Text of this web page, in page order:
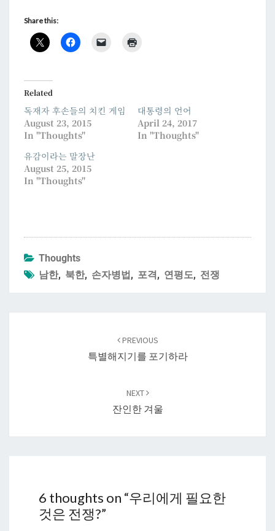
Share this:
Related
독재자 후손들의 치킨 게임
August 23, 2015
In "Thoughts"
대통령의 언어
April 24, 2017
In "Thoughts"
유감이라는 말장난
August 25, 2015
In "Thoughts"
Thoughts
남한, 북한, 손자병법, 포격, 연평도, 전쟁
PREVIOUS
특별해지기를 포기하라
NEXT
잔인한 겨울
6 thoughts on “우리에게 필요한
것은 전쟁?”